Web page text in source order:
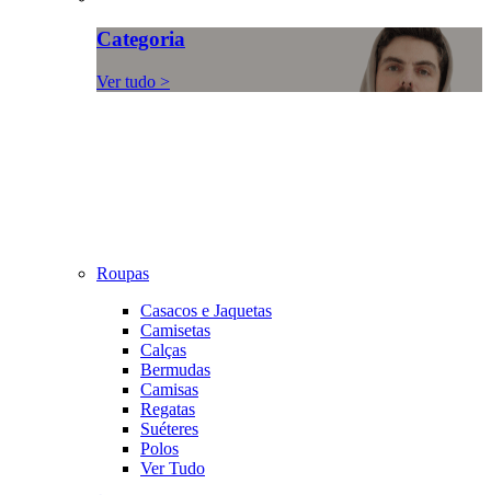
Categoria
Ver tudo >
Roupas
Casacos e Jaquetas
Camisetas
Calças
Bermudas
Camisas
Regatas
Suéteres
Polos
Ver Tudo